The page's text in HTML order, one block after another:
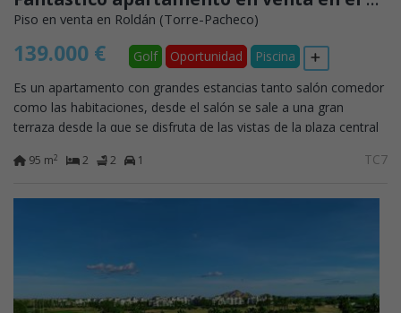
Piso en venta en Roldán (Torre-Pacheco)
139.000 € Golf Oportunidad
Piscina
Es un apartamento con grandes estancias tanto salón comedor
como las habitaciones, desde el salón se sale a una gran
terraza desde la que se disfruta de las vistas de la plaza central
95 m2 2 2 1 TC7